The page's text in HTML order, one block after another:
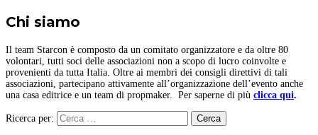
Chi siamo
Il team Starcon è composto da un comitato organizzatore e da oltre 80
volontari, tutti soci delle associazioni non a scopo di lucro coinvolte e
provenienti da tutta Italia. Oltre ai membri dei consigli direttivi di tali
associazioni, partecipano attivamente all’organizzazione dell’evento anche
una casa editrice e un team di propmaker. Per saperne di più clicca qui.
Ricerca per: